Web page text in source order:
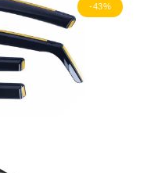
-43%